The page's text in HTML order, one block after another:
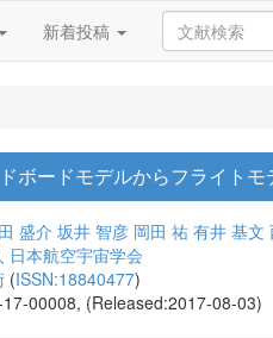
新着投稿
ボードモデルからフライト
盛介 坂井 智彦 岡田 祐 有井 基文
日本航空宇宙学会
(ISSN:18840477)
00008, (Released:2017-08-03)